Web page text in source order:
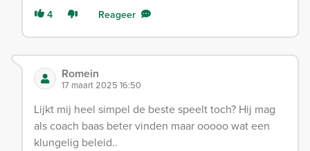
4 Reageer
Romein
17 maart 2025 16:50
Lijkt mij heel simpel de beste speelt toch? Hij mag
als coach baas beter vinden maar ooooo wat een
klungelig beleid..